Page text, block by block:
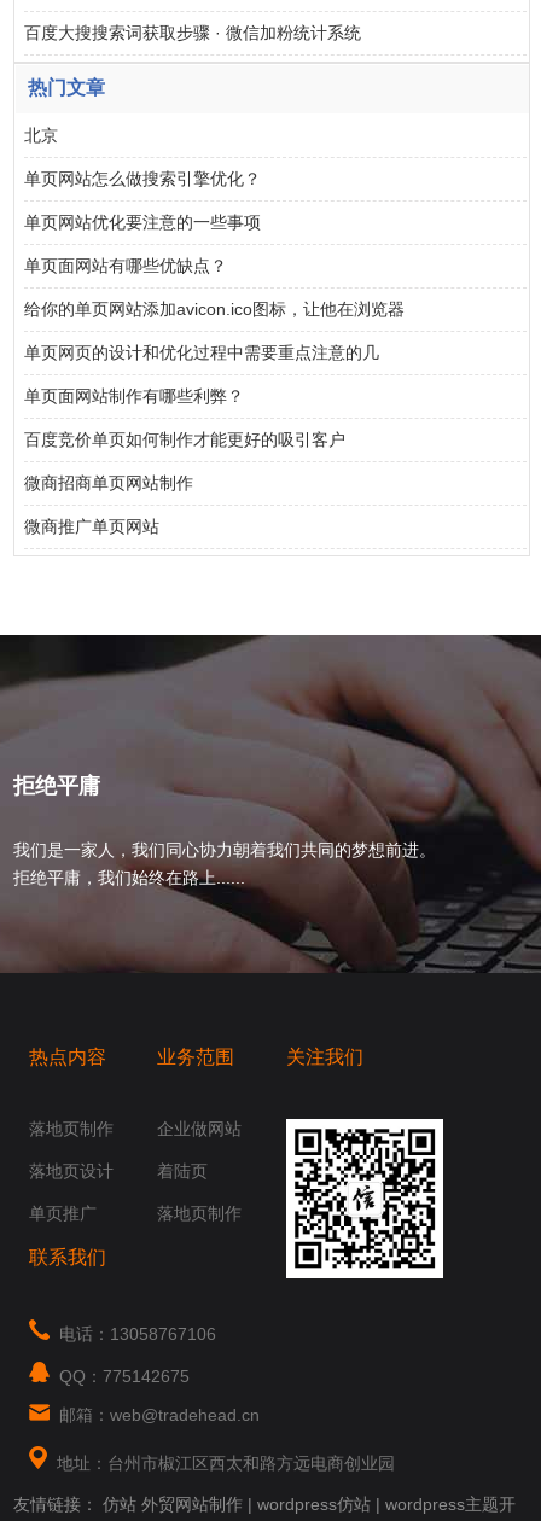
百度大搜搜索词获取步骤 · 微信加粉统计系统
热门文章
北京
单页网站怎么做搜索引擎优化？
单页网站优化要注意的一些事项
单页面网站有哪些优缺点？
给你的单页网站添加avicon.ico图标，让他在浏览器
单页网页的设计和优化过程中需要重点注意的几
单页面网站制作有哪些利弊？
百度竞价单页如何制作才能更好的吸引客户
微商招商单页网站制作
微商推广单页网站
拒绝平庸
我们是一家人，我们同心协力朝着我们共同的梦想前进。
拒绝平庸，我们始终在路上......
热点内容
落地页制作
落地页设计
单页推广
业务范围
企业做网站
着陆页
落地页制作
关注我们
联系我们
电话：13058767106
QQ：775142675
邮箱：web@tradehead.cn
地址：台州市椒江区西太和路方远电商创业园
友情链接：仿站 外贸网站制作 |wordpress仿站 |wordpress主题开